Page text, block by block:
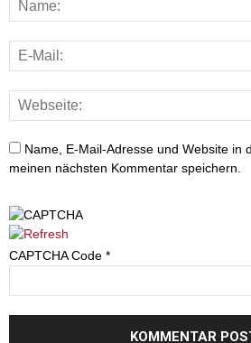
Erziehung
Name, E-Mail-Adresse und Website in
meinen nächsten Kommentar speichern.
CAPTCHA Code *